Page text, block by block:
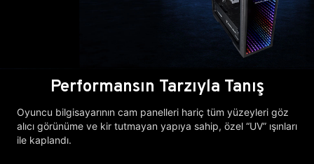
Performansın Tarzıyla Tanış
Oyuncu bilgisayarının cam panelleri hariç tüm yüzeyleri göz
alıcı görünüme ve kir tutmayan yapıya sahip, özel “UV” ışınları
ile kaplandı.